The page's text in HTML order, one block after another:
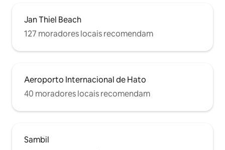
Jan Thiel Beach
127 moradores locais recomendam
Aeroporto Internacional de Hato
40 moradores locais recomendam
Sambil